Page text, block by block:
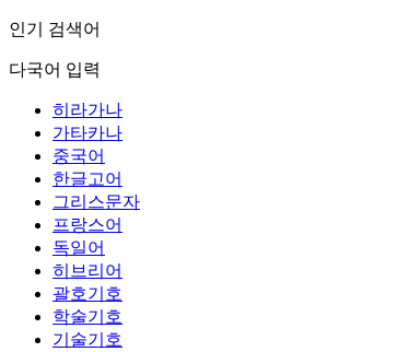
인기 검색어
다국어 입력
히라가나
가타카나
중국어
한글고어
그리스문자
프랑스어
독일어
히브리어
괄호기호
학술기호
기술기호